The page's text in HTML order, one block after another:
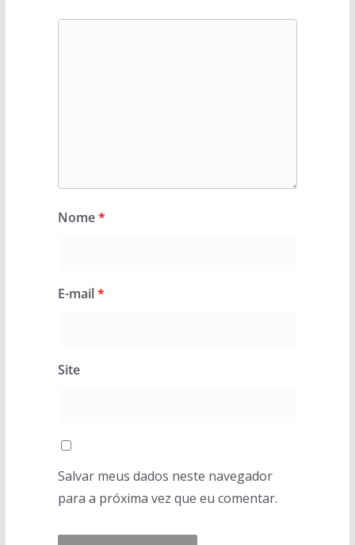
Nome*
E-mail*
Site
Salvar meus dados neste navegador
para a próxima vez que eu comentar.